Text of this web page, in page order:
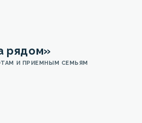
рядом»
И ПРИЕМНЫМ СЕМЬЯМ